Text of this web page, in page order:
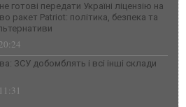
готові передати Україні ліцензію на
ракет Patriot: політика, безпека та
ЗСУ добомблять і всі інші склади